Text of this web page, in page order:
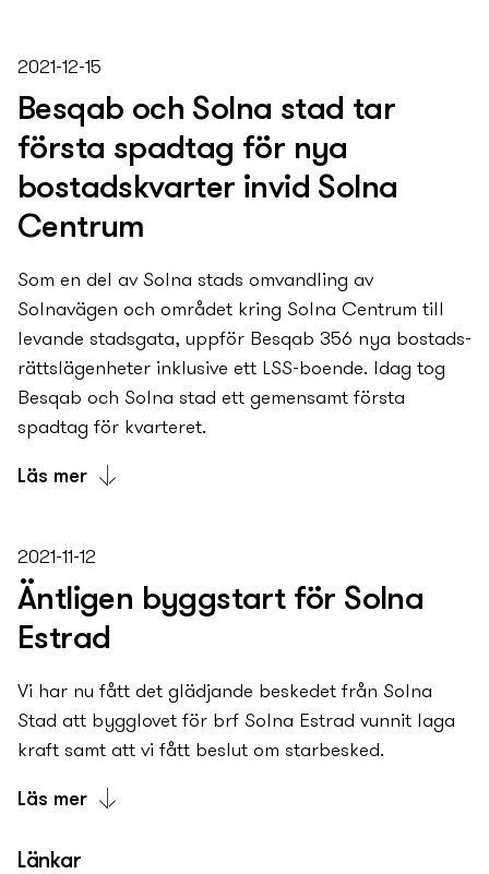
2021-12-15
Besqab och Solna stad tar
första spadtag för ny­a
bostads­kvarter invid Solna
Centrum
Som en del av Solna stads omvandling av
Solnavägen och området kring Solna Centrum till
levande stadsgata, uppför Besqab 356 ny­a bostads­
rätts­lägenheter inklusive ett LSS-boende. Idag tog
Besqab och Solna stad ett gemensamt första
spadtag för kvarteret.
Läs mer
kvarteren ovanpå befintligt parkeringsdäck vid
Solna Centrum, längs Solnavägen in mot
Hagastaden. De ny­a bostads­kvarteren kommer att
innehålla totalt 356 bostäder och utgör startskottet
kvarteren kommer även att innehålla ett LSS-boende
samt butiker och närservice i bottenvåningarna.
Hela projekt­et kommer att certifieras med
miljömärkningen Svanen.
Solna med all tänkbar service och med
2021-11-12
Äntligen byggstart för Solna
Estrad
Vi har nu fått det glädjande beskedet från Solna
Stad att bygglovet för brf Solna Estrad vunnit laga
kraft samt att vi fått beslut om starbesked.
Läs mer
Länkar